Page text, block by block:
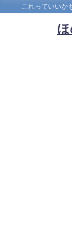
これっていいか